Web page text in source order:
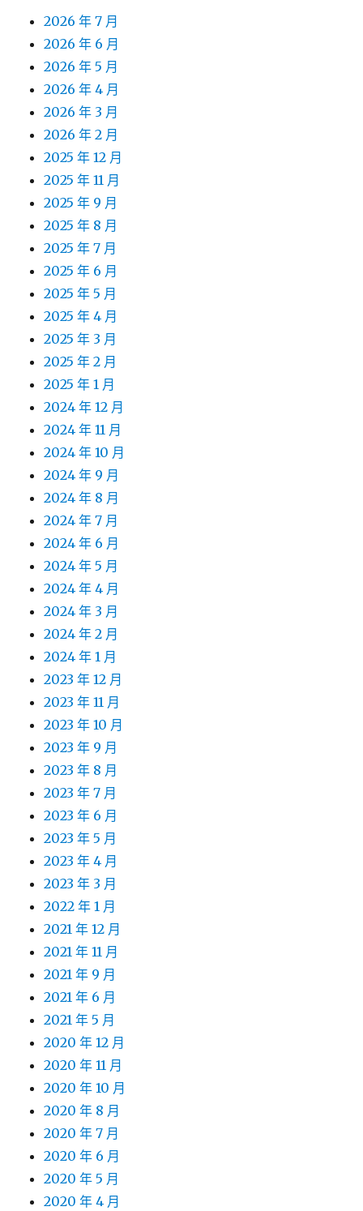
2026 年 7 月
2026 年 6 月
2026 年 5 月
2026 年 4 月
2026 年 3 月
2026 年 2 月
2025 年 12 月
2025 年 11 月
2025 年 9 月
2025 年 8 月
2025 年 7 月
2025 年 6 月
2025 年 5 月
2025 年 4 月
2025 年 3 月
2025 年 2 月
2025 年 1 月
2024 年 12 月
2024 年 11 月
2024 年 10 月
2024 年 9 月
2024 年 8 月
2024 年 7 月
2024 年 6 月
2024 年 5 月
2024 年 4 月
2024 年 3 月
2024 年 2 月
2024 年 1 月
2023 年 12 月
2023 年 11 月
2023 年 10 月
2023 年 9 月
2023 年 8 月
2023 年 7 月
2023 年 6 月
2023 年 5 月
2023 年 4 月
2023 年 3 月
2022 年 1 月
2021 年 12 月
2021 年 11 月
2021 年 9 月
2021 年 6 月
2021 年 5 月
2020 年 12 月
2020 年 11 月
2020 年 10 月
2020 年 8 月
2020 年 7 月
2020 年 6 月
2020 年 5 月
2020 年 4 月